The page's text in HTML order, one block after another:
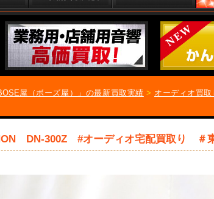
屋（ボーズ屋）」の最新買取実績 > オーディオ買
DN-300Z #オーディオ宅配買取り ＃